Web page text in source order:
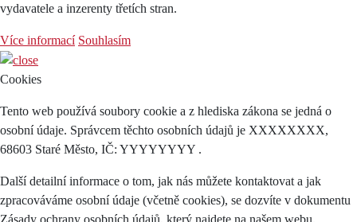
vydavatele a inzerenty třetích stran.
Více informací Souhlasím
Cookies
Tento web používá soubory cookie a z hlediska zákona se jedná o
osobní údaje. Správcem těchto osobních údajů je XXXXXXXX,
68603 Staré Město, IČ: YYYYYYYY .
Další detailní informace o tom, jak nás můžete kontaktovat a jak
zpracováváme osobní údaje (včetně cookies), se dozvíte v dokumentu